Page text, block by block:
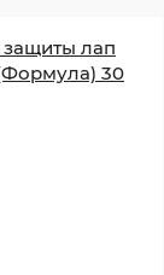
лап
30